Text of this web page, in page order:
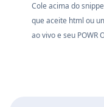
Cole acima do
que aceite html ou
ao vivo e seu POWR